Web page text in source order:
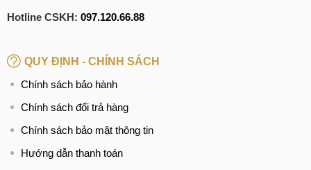
Hotline CSKH: 097.120.66.88
QUY ĐỊNH - CHÍNH SÁCH
Chính sách bảo hành
Chính sách đổi trả hàng
Chính sách bảo mật thông tin
Hướng dẫn thanh toán